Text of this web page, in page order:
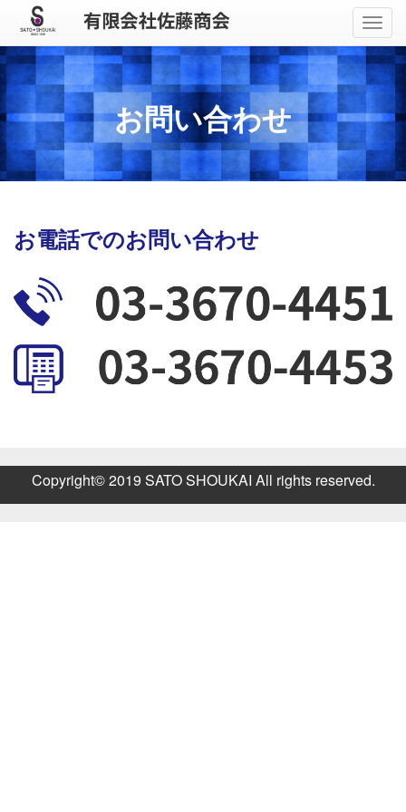
メ
ニ
ュ
ー
お問い合わせ
お電話でのお問い合わせ
Copyright© 2019 SATO SHOUKAI All rights reserved.